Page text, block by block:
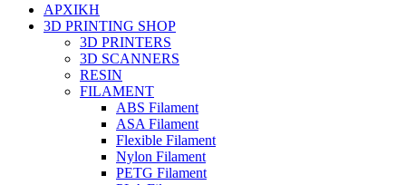
ΑΡΧΙΚΗ
3D PRINTING SHOP
3D PRINTERS
3D SCANNERS
RESIN
FILAMENT
ABS Filament
ASA Filament
Flexible Filament
Nylon Filament
PETG Filament